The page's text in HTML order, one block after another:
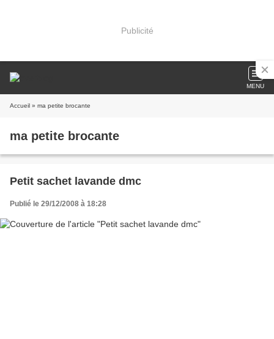
Publicité
MENU
Accueil » ma petite brocante
ma petite brocante
Petit sachet lavande dmc
Publié le 29/12/2008 à 18:28